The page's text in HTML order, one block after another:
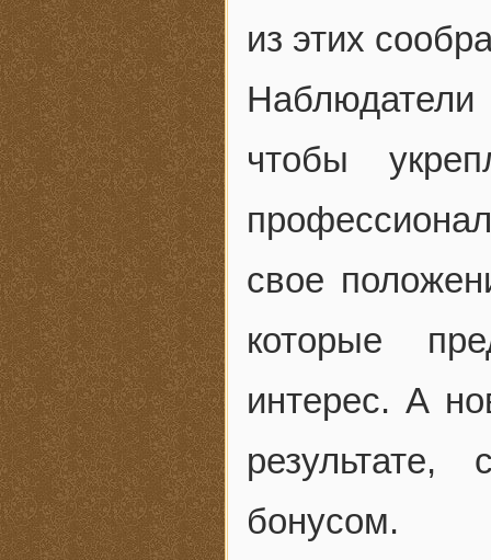
из этих
чтобы
свое
которые
интерес. А
бонусом.